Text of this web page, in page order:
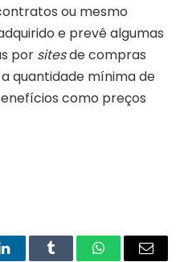
ou mesmo
e prevê algumas
por sitesde compras
quantidade mínima de
como preços